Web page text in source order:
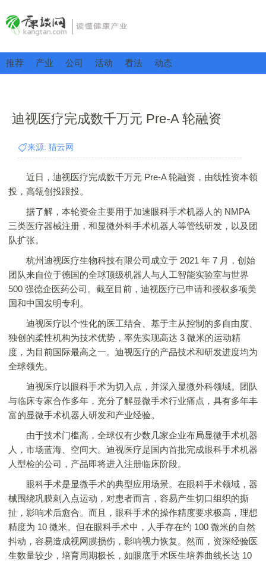
推荐 产业 公司 活动 看法 动态
迪视医疗完成数千万元 Pre-A 轮融资
来源: 猎云网
近日，迪视医疗完成数千万元 Pre-A 轮融资，由线性资本领
投，高瓴创投跟投。
据了解，本轮资金主要用于加速眼科手术机器人的 NMPA
三类医疗器械注册，和显微外科手术机器人等管线研发，以及团
队扩张。
杭州迪视医疗生物科技有限公司成立于 2021 年 7 月，创始
团队来自位于德国的全球顶级机器人与人工智能实验室与世界
500 强德企医药公司。截至目前，迪视医疗已申请和授权多项美
国和中国发明专利。
迪视医疗以个性化的医工结合、基于主从控制的多自由度、
独创的柔性机构为技术优势，率先实现高达 3 微米的运动精
度，为目前国际最高之一。迪视医疗的产品技术和研发进度均为
全球领先。
迪视医疗以眼科手术为切入点，并深入显微外科领域。团队
与临床专家合作多年，充分了解显微手术行业痛点，具有多年丰
富的显微手术机器人研发和产业经验。
由于技术门槛高，全球仅有少数几家企业布局显微手术机器
人，市场蓝海、空间大。迪视医疗是国内首批完成眼科手术机器
人型检的公司，产品即将进入注册临床阶段。
眼科手术是显微手术的典型应用场景。在眼科手术领域，器
械围绕巩膜刺入点运动，对患者而言，容易产生切口组织的撕
扯，影响术后愈合。而且，眼科手术的操作精度要求极高，理想
精度为 10 微米。但在眼科手术中，人手存在约 100 微米的自然
抖动，容易造成视网膜损伤，影响视力恢复。然而，资深经验医
生数量较少，培育周期极长，如眼底手术医生培养曲线长达 10